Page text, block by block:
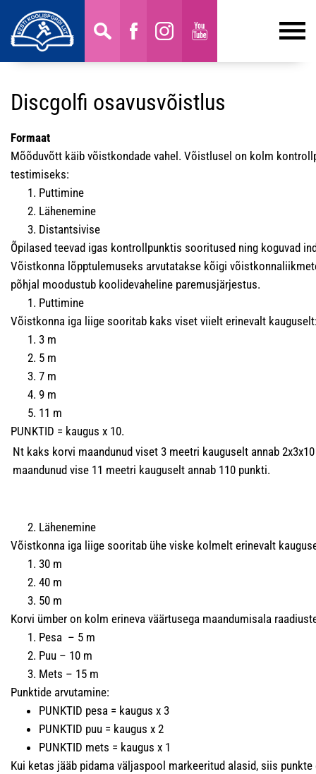
Discgolfi osavusvõistlus
Formaat
Mõõduvõtt käib võistkondade vahel. Võistlusel on kolm
testimiseks:
Puttimine
Lähenemine
Distantsivise
Õpilased teevad igas kontrollpunktis sooritused ning koguvad
Võistkonna lõpptulemuseks arvutatakse kõigi
põhjal moodustub koolidevaheline paremusjärjestus.
Puttimine
Võistkonna iga liige sooritab kaks viset viielt erinevalt
3 m
5 m
7 m
9 m
11 m
PUNKTID = kaugus x 10.
Nt kaks korvi maandunud viset 3 meetri kauguselt annab
maandunud vise 11 meetri kauguselt annab 110 punkti.
Lähenemine
Võistkonna iga liige sooritab ühe viske kolmelt erinevalt
30 m
40 m
50 m
Korvi ümber on kolm erineva väärtusega maandumisala
Pesa – 5 m
Puu – 10 m
Mets – 15 m
Punktide arvutamine:
PUNKTID pesa = kaugus x 3
PUNKTID puu = kaugus x 2
PUNKTID mets = kaugus x 1
Kui ketas jääb pidama väljaspool markeeritud alasid, siis